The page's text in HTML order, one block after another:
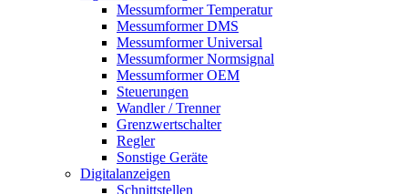
Messumformer Temperatur
Messumformer DMS
Messumformer Universal
Messumformer Normsignal
Messumformer OEM
Steuerungen
Wandler / Trenner
Grenzwertschalter
Regler
Sonstige Geräte
Digitalanzeigen
Schnittstellen